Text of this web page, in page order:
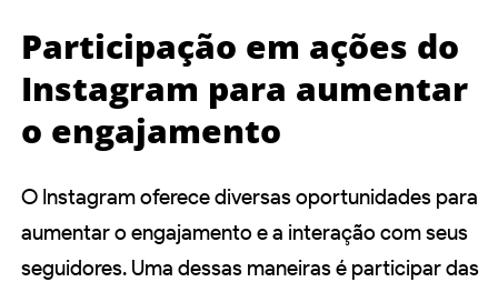
Participação em ações do
Instagram para aumentar
o engajamento
O Instagram oferece diversas oportunidades para
aumentar o engajamento e a interação com seus
seguidores. Uma dessas maneiras é participar das